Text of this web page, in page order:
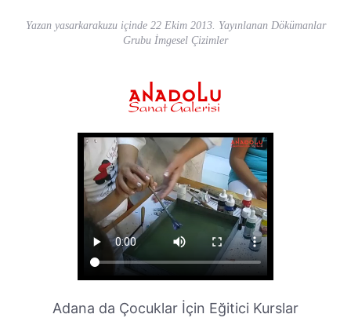
Yazan yasarkarakuzuiçinde 22 Ekim 2013. Yayınlanan Dökümanlar
Grubu İmgesel Çizimler
Adana da Çocuklar İçin Eğitici Kurslar